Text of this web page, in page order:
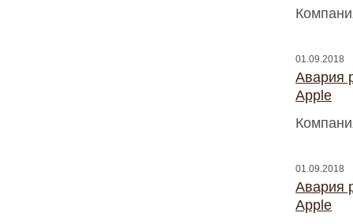
01.09.2018
Авария
Apple
01.09.2018
Авария
Apple